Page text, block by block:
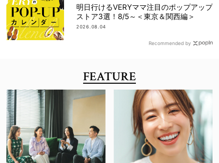
明日行けるVERYママ注目のポップアップ
ストア3選！8/5～＜東京＆関西編＞
2026.08.04
Recommended by
FEATURE